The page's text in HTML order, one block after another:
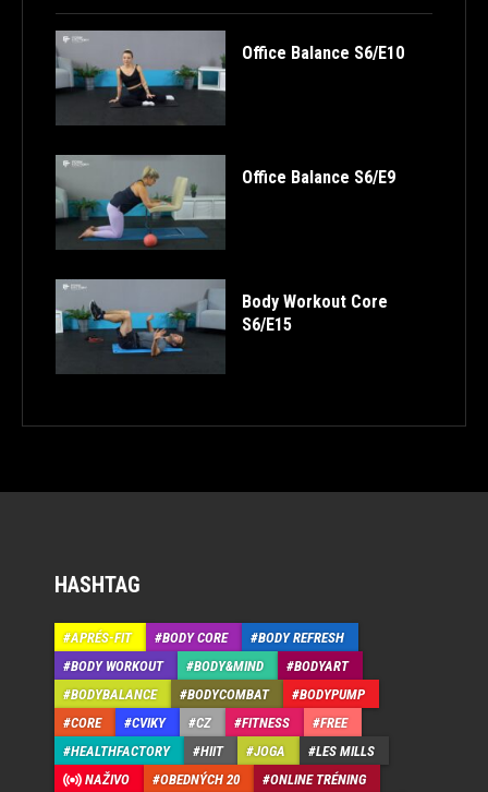
Office Balance S6/E10
Office Balance S6/E9
Body Workout Core
S6/E15
HASHTAG
APRÉS-FIT BODY CORE
BODY REFRESH
BODY WORKOUT
BODY&MIND
BODYART
BODYBALANCE
BODYCOMBAT
BODYPUMP
CORE
CVIKY CZ FITNESS
FREE
HEALTHFACTORY
HIIT JOGA
LES MILLS
NAŽIVO
OBEDNÝCH 20
ONLINE TRÉNING